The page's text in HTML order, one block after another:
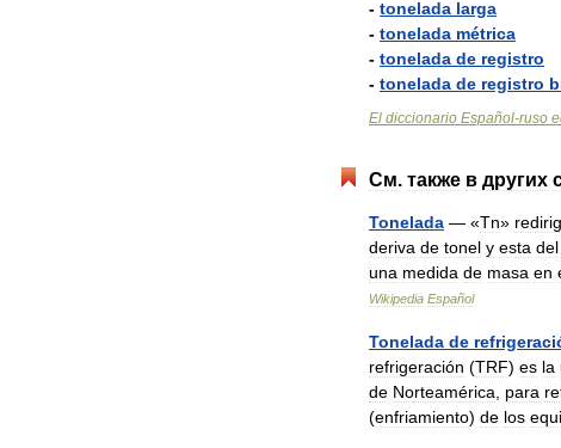
- tonelada larga
- tonelada métrica
- tonelada de registro
- tonelada de registro
El diccionario Español-ruso
См. также в других
Tonelada — «Tn»
deriva de tonel y esta del
una medida de masa en
Wikipedia Español
Tonelada de
refrigeración (TRF) es la
de Norteamérica para
(enfriamiento) de los